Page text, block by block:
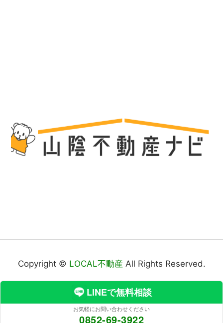
LINEで無料相談
お気軽にお問い合わせください
0852-69-3922
Copyright © LOCAL不動産 All Rights Reserved.